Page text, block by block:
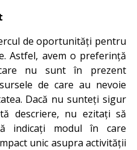
de oportunități pentru
Astfel, avem o preferință
nu sunt în prezent
de care au nevoie
Dacă nu sunteți sigur
descriere, nu ezitați să
indicați modul în care
unic asupra activității